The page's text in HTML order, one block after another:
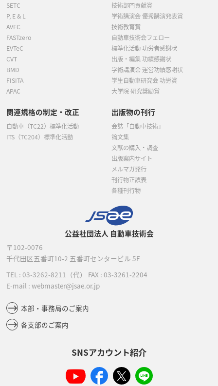
公益社団法人 自動車技術会
〒102-0076
千代田区五番町10-2 五番町センタービル 5F
TEL : 03-3262-8211 （代） FAX : 03-3261-2204
E-mail : webmaster@jsae.or.jp
本部・事務局のご案内
各支部のご案内
SNSアカウント紹介
SETC
P, E & L
AVEC
FASTzero
EVTeC
CVT
BMD
FISITA
APAC
技術部門貢献賞
学術講演会 優秀講演発表賞
技術教育賞
自動車技術会フェロー
標準化活動 功労者感謝状
出版・編集 功績感謝状
学術講演会 運営功績感謝状
学生自動車研究会 功労賞
大学院 研究奨励賞
関連規格の制定・改正
自動車（TC22）標準化活動
ITS（TC204）標準化活動
出版物の刊行
会誌「自動車技術」
論文集
文献の購入・調査
出版案内サイト
メルマガ発行
刊行物正誤表
各種刊行物